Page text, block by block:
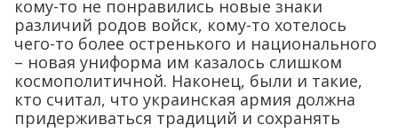
кому-то не понравились новые знаки
различий родов войск, кому-то хотелось
чего-то более остренького и национального
– новая униформа им казалось слишком
космополитичной. Наконец, были и такие,
кто считал, что украинская армия должна
придерживаться традиций и сохранять